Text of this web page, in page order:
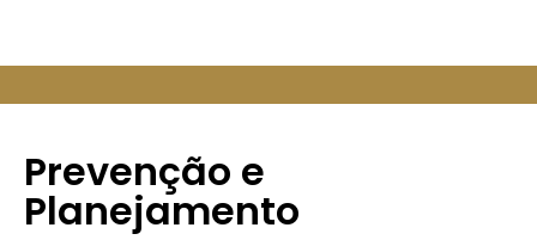
Prevenção e
Planejamento